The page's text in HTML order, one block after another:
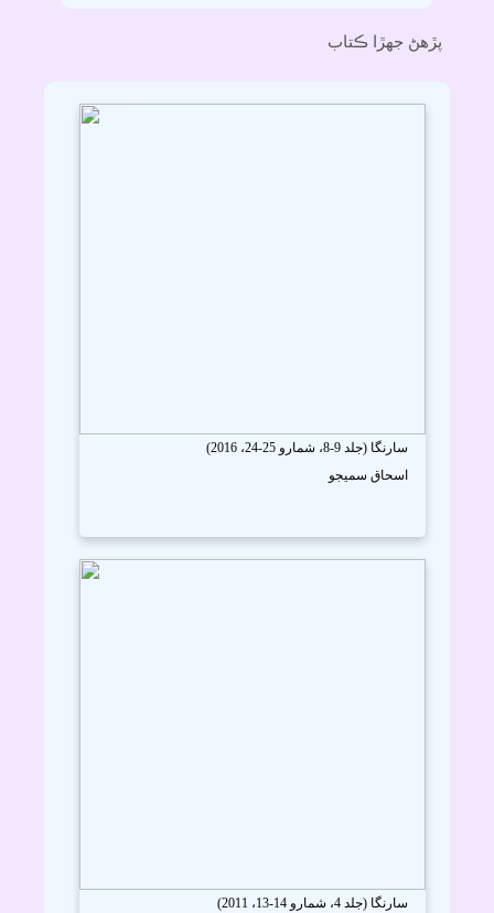
پڙهڻ جھڙا ڪتاب
سارنگا (جلد 9-8، شمارو 25-24، 2016)
اسحاق سميجو
سارنگا (جلد 4، شمارو 14-13، 2011)